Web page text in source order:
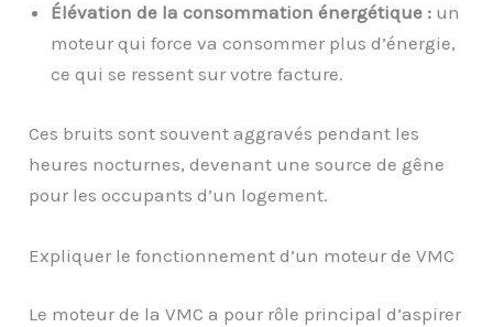
Élévation de la consommation énergétique : un
moteur qui force va consommer plus d’énergie,
ce qui se ressent sur votre facture.
Ces bruits sont souvent aggravés pendant les
heures nocturnes, devenant une source de gêne
pour les occupants d’un logement.
Expliquer le fonctionnement d’un moteur de VMC
Le moteur de la VMC a pour rôle principal d’aspirer